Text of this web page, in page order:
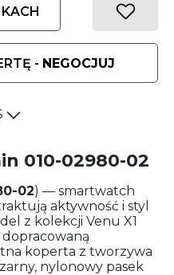
- NEGOCJUJ
010-02980-02
02) — smartwatch
aktywność i styl
z kolekcji Venu X1
koperta z tworzywa
nylonowy pasek